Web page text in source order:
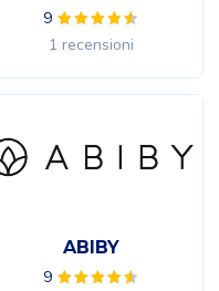
9
1 recensioni
ABIBY
9